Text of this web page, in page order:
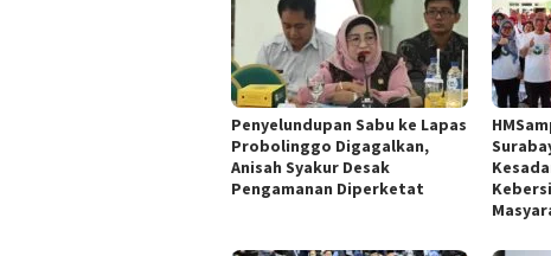
Penyelundupan Sabu ke Lapas
Probolinggo Digagalkan,
Anisah Syakur Desak
Pengamanan Diperketat